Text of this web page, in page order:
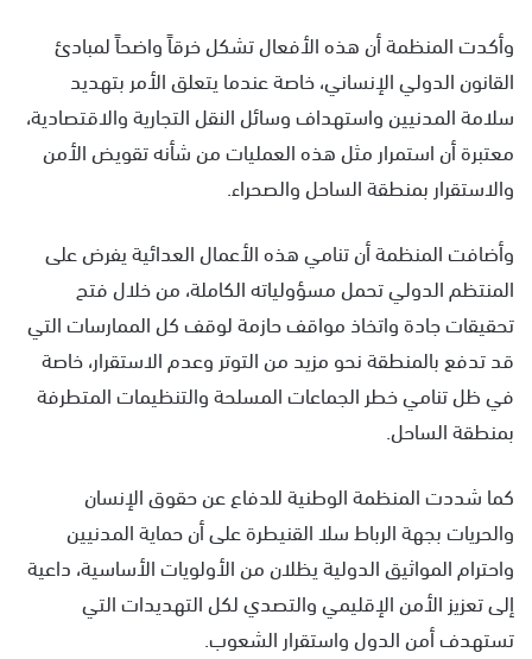
وأكدت المنظمة أن هذه الأفعال تشكل خرقاً واضحاً لمبادئ
القانون الدولي الإنساني، خاصة عندما يتعلق الأمر بتهديد
سلامة المدنيين واستهداف وسائل النقل التجارية والاقتصادية،
معتبرة أن استمرار مثل هذه العمليات من شأنه تقويض الأمن
والاستقرار بمنطقة الساحل والصحراء.
وأضافت المنظمة أن تنامي هذه الأعمال العدائية يفرض على
المنتظم الدولي تحمل مسؤولياته الكاملة، من خلال فتح
تحقيقات جادة واتخاذ مواقف حازمة لوقف كل الممارسات التي
قد تدفع بالمنطقة نحو مزيد من التوتر وعدم الاستقرار، خاصة
في ظل تنامي خطر الجماعات المسلحة والتنظيمات المتطرفة
بمنطقة الساحل.
كما شددت المنظمة الوطنية للدفاع عن حقوق الإنسان
والحريات بجهة الرباط سلا القنيطرة على أن حماية المدنيين
واحترام المواثيق الدولية يظلان من الأولويات الأساسية، داعية
إلى تعزيز الأمن الإقليمي والتصدي لكل التهديدات التي
تستهدف أمن الدول واستقرار الشعوب.